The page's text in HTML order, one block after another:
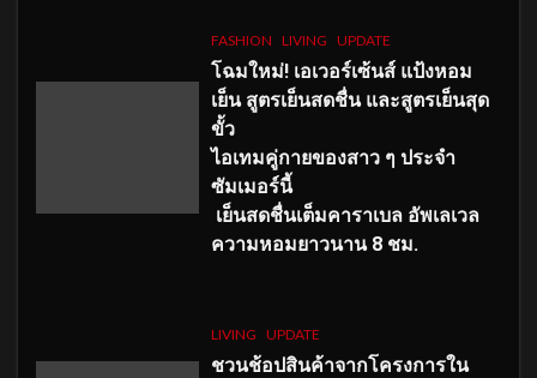
FASHION LIVING UPDATE
โฉมใหม่! เอเวอร์เซ้นส์ แป้งหอม
เย็น สูตรเย็นสดชื่น และสูตรเย็นสุด
ขั้ว
ไอเทมคู่กายของสาว ๆ ประจำ
ซัมเมอร์นี้
เย็นสดชื่นเต็มคาราเบล อัพเลเวล
ความหอมยาวนาน 8 ชม.
LIVING UPDATE
ชวนช้อปสินค้าจากโครงการใน